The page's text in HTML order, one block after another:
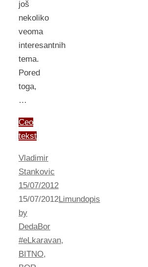
još
nekoliko
veoma
interesantnih
tema.
Pored
toga,
…
Ceo
tekst
Vladimir
Stankovic
15/07/2012
15/07/2012Limundopis
by
DedaBor
#eLkaravan,
BITNO,